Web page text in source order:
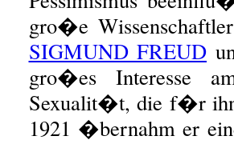
gro�e
SIGMUND FREUD
gro�es Interesse
Sexualit�t, die f�r
1921 �bernahm er